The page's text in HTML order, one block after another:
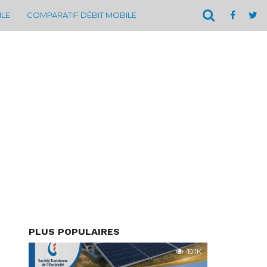
COMPARATIF DÉBIT MOBILE
PLUS POPULAIRES
10.1K